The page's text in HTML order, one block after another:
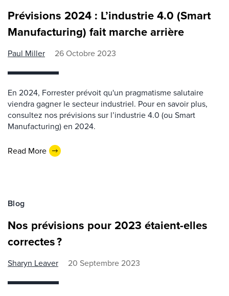
Prévisions 2024 : L’industrie 4.0 (Smart
Manufacturing) fait marche arrière
Paul Miller 26 Octobre 2023
En 2024, Forrester prévoit qu'un pragmatisme salutaire
viendra gagner le secteur industriel. Pour en savoir plus,
consultez nos prévisions sur l’industrie 4.0 (ou Smart
Manufacturing) en 2024.
Read More
Blog
Nos prévisions pour 2023 étaient-elles
correctes ?
Sharyn Leaver 20 Septembre 2023